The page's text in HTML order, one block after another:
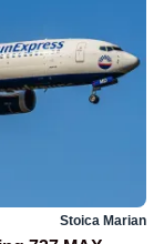
Stoica Marian